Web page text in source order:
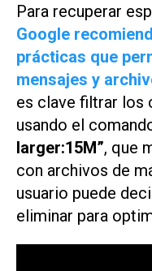
Para recuperar
Google
prácticas que
mensajes y
es clave filtrar los
usando el
larger:15M”, que
con archivos de
usuario puede
eliminar para